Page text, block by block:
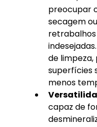
preocupar
secagem
de
superfícies
menos
capaz de